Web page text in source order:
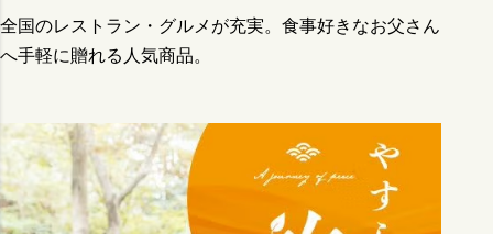
全国のレストラン・グルメが充実。食事好きなお父さん
へ手軽に贈れる人気商品。